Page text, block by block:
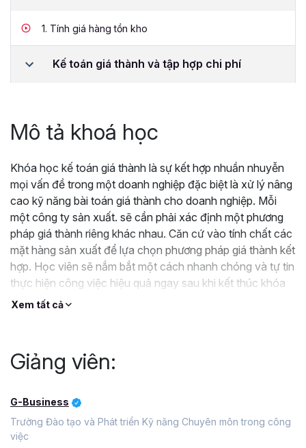
1. Tính giá hàng tồn kho
Kế toán giá thành và tập hợp chi phí
Mô tả khoá học
Khóa học kế toán giá thành là sự kết hợp nhuần nhuyễn
mọi vấn đề trong một doanh nghiệp đặc biệt là xử lý nâng
cao kỹ năng bài toán giá thành cho doanh nghiệp. Mỗi
một công ty sản xuất. sẽ cần phải xác định một phương
pháp giá thành riêng khác nhau. Căn cứ vào tính chất các
mặt hàng sản xuất để lựa chọn phương pháp giá thành kết
hợp. Học viên sẽ nắm bắt một cách nhanh chóng và tự tin
thực hiện công việc hiệu quả ngay sau khi kết thúc khóa
học.
Xem tất cả
Giảng viên:
G-Business
Trường Đào tạo và Phát triển Kỹ năng Chuyên môn trong công
việc